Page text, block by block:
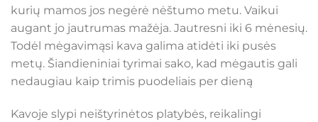
kurių mamos jos negėrė nėštumo metu. Vaikui
augant jo jautrumas mažėja. Jautresni iki 6 mėnesių.
Todėl mėgavimąsi kava galima atidėti iki pusės
metų. Šiandieniniai tyrimai sako, kad mėgautis gali
nedaugiau kaip trimis puodeliais per dieną
Kavoje slypi neištyrinėtos platybės, reikalingi